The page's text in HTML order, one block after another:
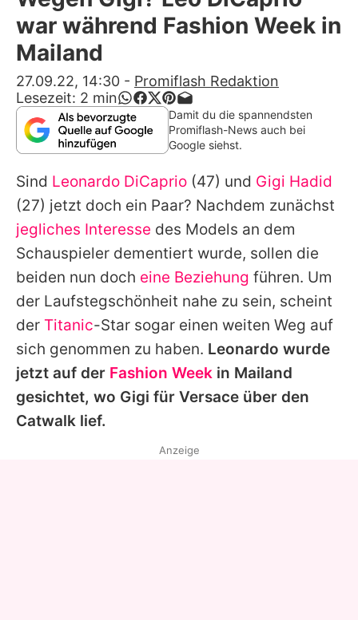
Alle Themen auf Promiflash
App runterladen
Team
Redaktionelle Richtlinien
Impressum
Datenschutzerklärung
Nutzungsbedingungen
Utiq verwalten
war während Fashion Week in
Mailand
27.09.22, 14:30 - Promiflash Redaktion
Lesezeit: 2 min
Damit du die spannendsten
Promiflash-News auch bei
Google siehst.
Sind Leonardo DiCaprio (47) und Gigi Hadid
(27) jetzt doch ein Paar? Nachdem zunächst
jegliches Interesse des Models an dem
Schauspieler dementiert wurde, sollen die
beiden nun doch eine Beziehung führen. Um
der Laufstegschönheit nahe zu sein, scheint
der Titanic-Star sogar einen weiten Weg auf
sich genommen zu haben. Leonardo wurde
jetzt auf der Fashion Week in Mailand
gesichtet, wo Gigi für Versace über den
Catwalk lief.
Anzeige